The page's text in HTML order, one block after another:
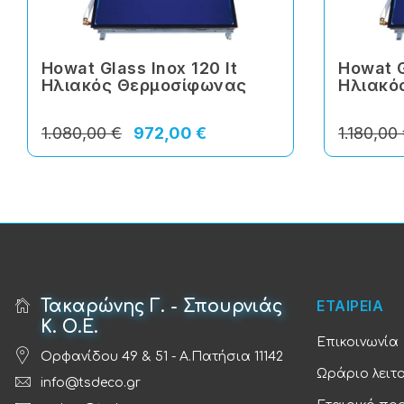
Howat Glass Inox 120 lt
Ηλιακός Θερμοσίφωνας
972,00 €
1.080,00 €
Howat
1.180,00
Τακαρώνης Γ. - Σπουρνιάς
Κ. Ο.Ε.
Ορφανίδου 49 & 51 - Α.Πατήσια 11142
info@tsdeco.gr
ΕΤΑΙΡΕΙΑ
Επικοινωνία
Ωράριο